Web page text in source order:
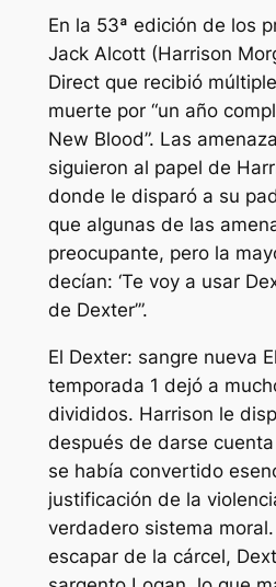
En la 53ª edición de los
Jack Alcott (Harrison
Direct que recibió
muerte por “un año
New Blood”. Las
siguieron al papel de
donde le disparó a su
que algunas de las
preocupante, pero la
decían: ‘Te voy a usar
de Dexter’”.
El Dexter: sangre nueva
temporada 1 dejó a
divididos. Harrison le
después de darse
se había convertido
justificación de la
verdadero sistema
escapar de la cárcel,